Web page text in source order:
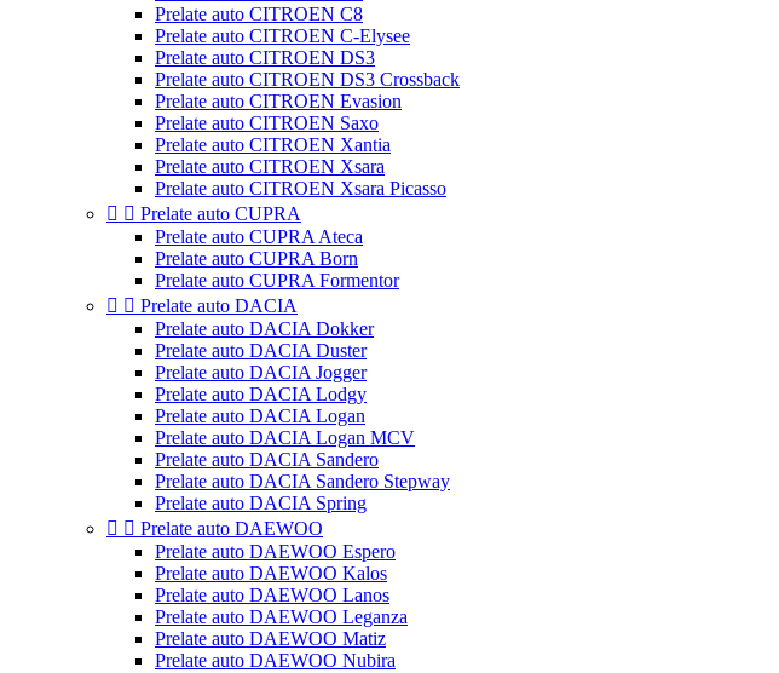
Prelate auto CITROEN C8
Prelate auto CITROEN C-Elysee
Prelate auto CITROEN DS3
Prelate auto CITROEN DS3 Crossback
Prelate auto CITROEN Evasion
Prelate auto CITROEN Saxo
Prelate auto CITROEN Xantia
Prelate auto CITROEN Xsara
Prelate auto CITROEN Xsara Picasso
  Prelate auto CUPRA
Prelate auto CUPRA Ateca
Prelate auto CUPRA Born
Prelate auto CUPRA Formentor
  Prelate auto DACIA
Prelate auto DACIA Dokker
Prelate auto DACIA Duster
Prelate auto DACIA Jogger
Prelate auto DACIA Lodgy
Prelate auto DACIA Logan
Prelate auto DACIA Logan MCV
Prelate auto DACIA Sandero
Prelate auto DACIA Sandero Stepway
Prelate auto DACIA Spring
  Prelate auto DAEWOO
Prelate auto DAEWOO Espero
Prelate auto DAEWOO Kalos
Prelate auto DAEWOO Lanos
Prelate auto DAEWOO Leganza
Prelate auto DAEWOO Matiz
Prelate auto DAEWOO Nubira